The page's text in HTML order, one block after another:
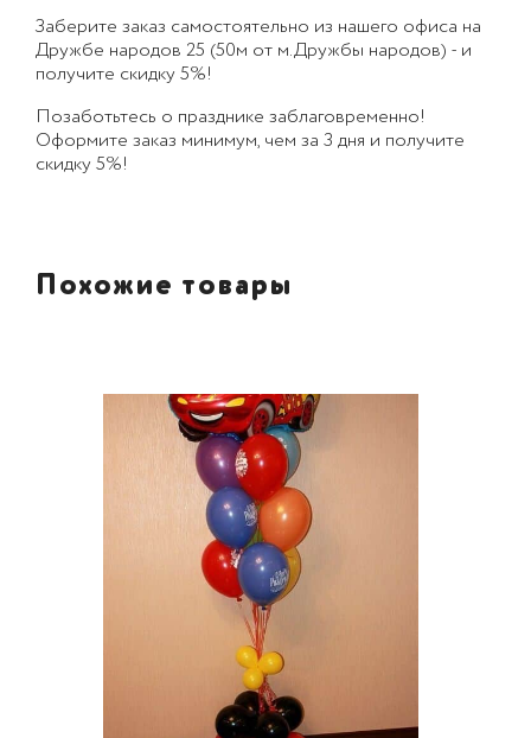
Заберите заказ самостоятельно из нашего офиса на
Дружбе народов 25 (50м от м.Дружбы народов) - и
получите скидку 5%!
Позаботьтесь о празднике заблаговременно!
Оформите заказ минимум, чем за 3 дня и получите
скидку 5%!
Похожие товары